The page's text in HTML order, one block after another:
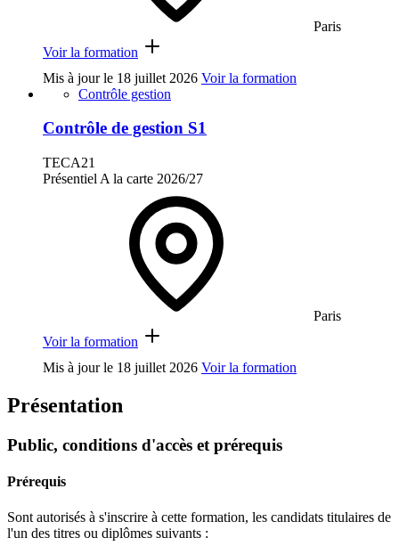
Paris
Voir la formation
Mis à jour le 18 juillet 2026 Voir la formation
Contrôle gestion
Contrôle de gestion S1
TECA21
Présentiel A la carte 2026/27
Paris
Voir la formation
Mis à jour le 18 juillet 2026 Voir la formation
Présentation
Public, conditions d'accès et prérequis
Prérequis
Sont autorisés à s'inscrire à cette formation, les candidats titulaires de
l'un des titres ou diplômes suivants :